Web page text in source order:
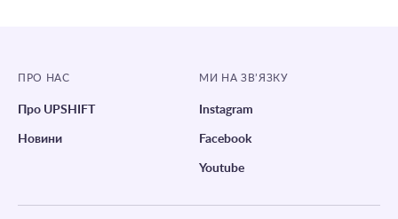
ПРО НАС
Про UPSHIFT
Новини
МИ НА ЗВ’ЯЗКУ
Instagram
Facebook
Youtube